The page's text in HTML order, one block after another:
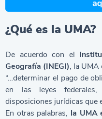
¿Qué es la UMA?
De acuerdo con el
Geografía (INEGI), la UMA
“…determinar el pago de
en las leyes
disposiciones jurídicas que
En otras palabras, la UMA